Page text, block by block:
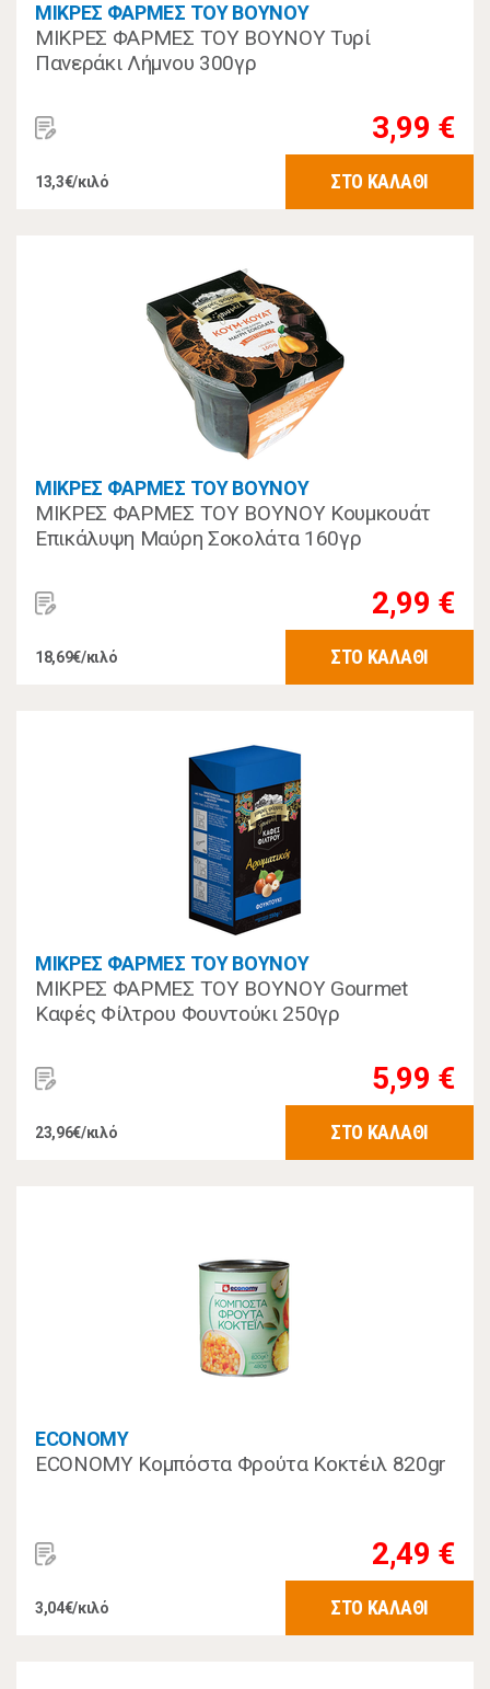
ΜΙΚΡΕΣ ΦΑΡΜΕΣ ΤΟΥ ΒΟΥΝΟΥ
ΜΙΚΡΕΣ ΦΑΡΜΕΣ ΤΟΥ ΒΟΥΝΟΥ Τυρί
Πανεράκι Λήμνου 300γρ
3,99 €
13,3€/κιλό ΣΤΟ ΚΑΛΑΘΙ
ΜΙΚΡΕΣ ΦΑΡΜΕΣ ΤΟΥ ΒΟΥΝΟΥ
ΜΙΚΡΕΣ ΦΑΡΜΕΣ ΤΟΥ ΒΟΥΝΟΥ Κουμκουάτ
Επικάλυψη Μαύρη Σοκολάτα 160γρ
2,99 €
18,69€/κιλό ΣΤΟ ΚΑΛΑΘΙ
ΜΙΚΡΕΣ ΦΑΡΜΕΣ ΤΟΥ ΒΟΥΝΟΥ
ΜΙΚΡΕΣ ΦΑΡΜΕΣ ΤΟΥ ΒΟΥΝΟΥ Gourmet
Καφές Φίλτρου Φουντούκι 250γρ
5,99 €
23,96€/κιλό ΣΤΟ ΚΑΛΑΘΙ
ECONOMY
ECONOMY Κομπόστα Φρούτα Κοκτέιλ 820gr
2,49 €
3,04€/κιλό ΣΤΟ ΚΑΛΑΘΙ